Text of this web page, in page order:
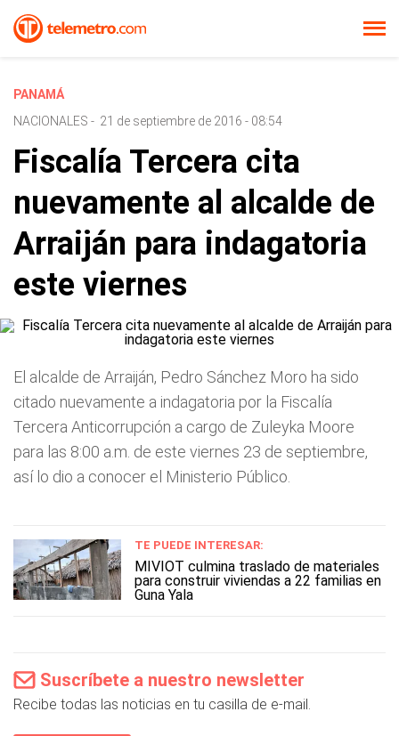
PANAMÁ
NACIONALES - 21 de septiembre de 2016 - 08:54
Fiscalía Tercera cita
nuevamente al alcalde de
Arraiján para indagatoria
este viernes
El alcalde de Arraiján, Pedro Sánchez Moro ha sido
citado nuevamente a indagatoria por la Fiscalía
Tercera Anticorrupción a cargo de Zuleyka Moore
para las 8:00 a.m. de este viernes 23 de septiembre,
así lo dio a conocer el Ministerio Público.
TE PUEDE INTERESAR:
MIVIOT culmina traslado de materiales
para construir viviendas a 22 familias en
Guna Yala
Suscríbete a nuestro newsletter
Recibe todas las noticias en tu casilla de e-mail.